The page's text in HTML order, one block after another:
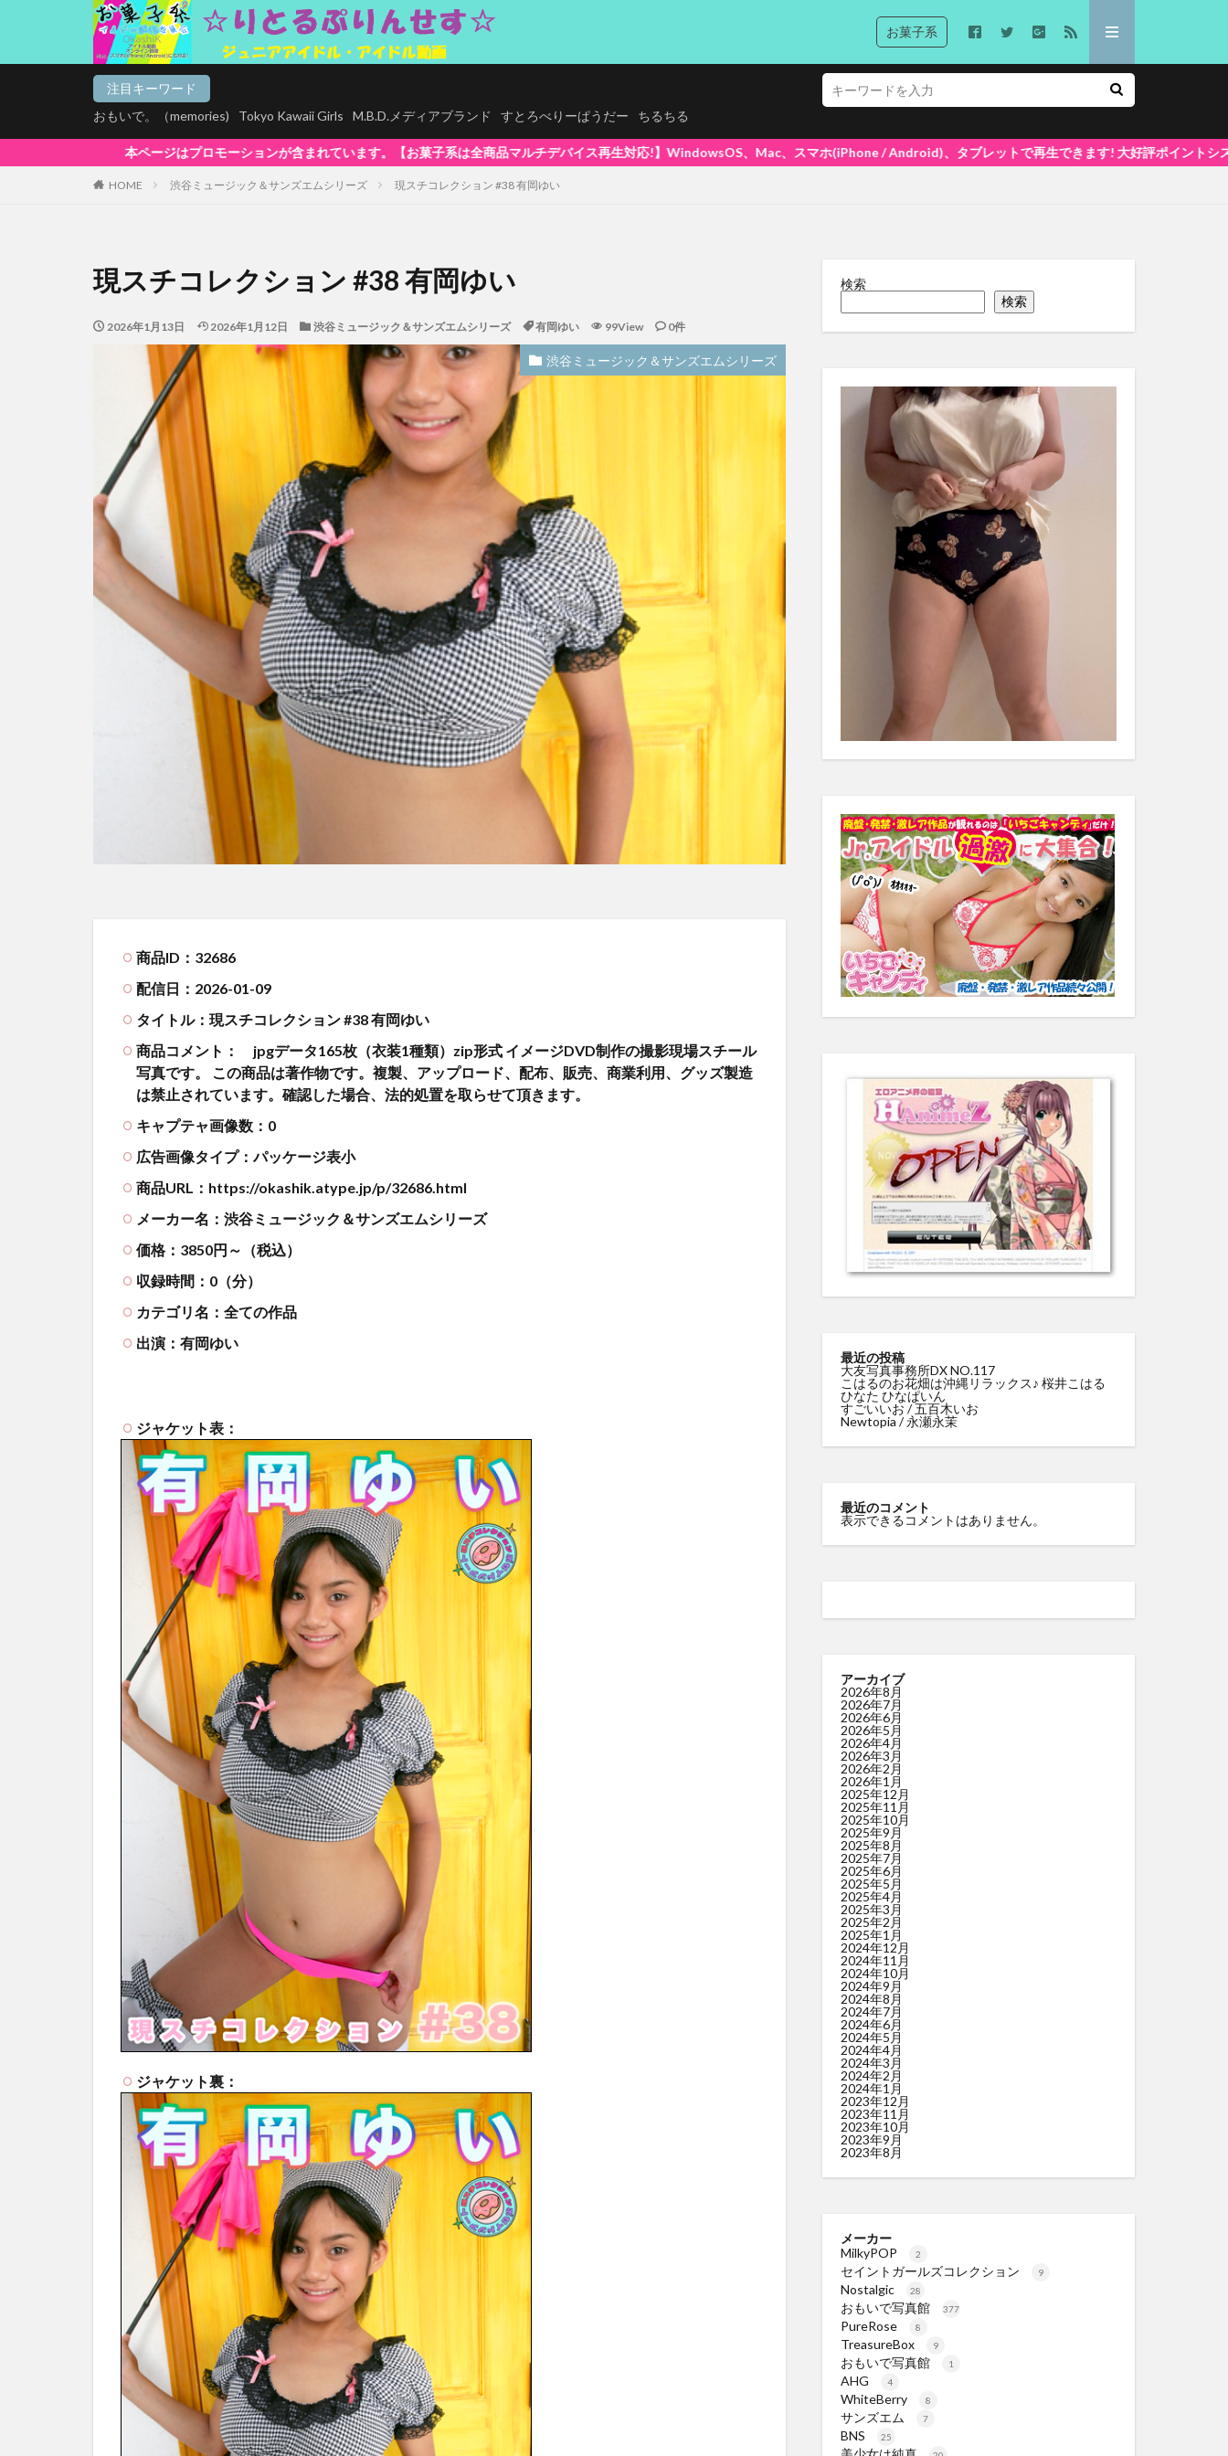
お菓子系
注目キーワード
おもいで。（memories)
Tokyo Kawaii Girls M.B.D.メディアブランド すとろべりーぱうだー ちるちる
ションが含まれています。【お菓子系は全商品マルチデバイス再生対応!】WindowsOS、Mac、スマホ(iPhone / Android)、タブレットで再生できます! 大好評ポイントシステム5%還元中(1ポイント=1円換算)
HOME 渋谷ミュージック＆サンズエムシリーズ 現スチコレクション #38 有岡ゆい
現スチコレクション #38 有岡ゆい
2026年1月13日 2026年1月12日 渋谷ミュージック＆サンズエムシリーズ 有岡ゆい 99View 0件
渋谷ミュージック＆サンズエムシリーズ
商品ID：32686
配信日：2026-01-09
タイトル：現スチコレクション #38 有岡ゆい
商品コメント：
jpgデータ165枚（衣装1種類）zip形式 イメージDVD制作の撮影現場スチール
写真です。 この商品は著作物です。複製、アップロード、配布、販売、商業利用、グッズ製造
は禁止されています。確認した場合、法的処置を取らせて頂きます。
キャプテャ画像数：0
広告画像タイプ：パッケージ表小
商品URL：https://okashik.atype.jp/p/32686.html
メーカー名：渋谷ミュージック＆サンズエムシリーズ
価格：3850円～（税込）
収録時間：0（分）
カテゴリ名：全ての作品
出演：有岡ゆい
ジャケット表：
ジャケット裏：
検索
検索
最近の投稿
大友写真事務所DX NO.117
こはるのお花畑は沖縄リラックス♪ 桜井こはる
ひなた ひなぱいん
すごいいお / 五百木いお
Newtopia / 永瀬永茉
最近のコメント
表示できるコメントはありません。
アーカイブ
2026年8月
2026年7月
2026年6月
2026年5月
2026年4月
2026年3月
2026年2月
2026年1月
2025年12月
2025年11月
2025年10月
2025年9月
2025年8月
2025年7月
2025年6月
2025年5月
2025年4月
2025年3月
2025年2月
2025年1月
2024年12月
2024年11月
2024年10月
2024年9月
2024年8月
2024年7月
2024年6月
2024年5月
2024年4月
2024年3月
2024年2月
2024年1月
2023年12月
2023年11月
2023年10月
2023年9月
2023年8月
メーカー
MilkyPOP
2
セイントガールズコレクション 9
Nostalgic 28
おもいで写真館 377
PureRose 8
TreasureBox 9
おもいで写真館 1
AHG 4
WhiteBerry 8
サンズエム 7
BNS 25